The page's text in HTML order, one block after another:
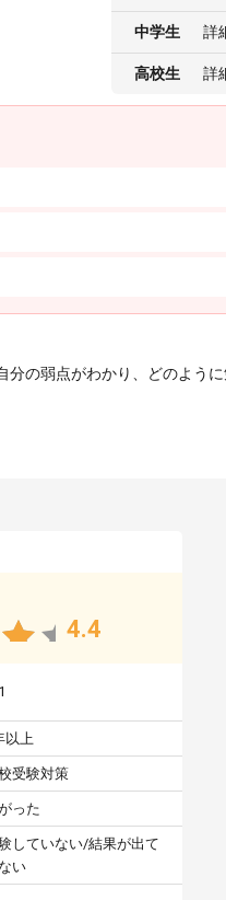
中学生 詳
高校生 詳
の弱点がわかり、どのよう
4.4
以上
受験対策
った
していない/結果が出て
い